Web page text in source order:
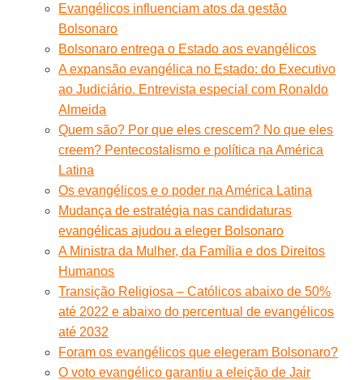
Evangélicos influenciam atos da gestão
Bolsonaro
Bolsonaro entrega o Estado aos evangélicos
A expansão evangélica no Estado: do Executivo
ao Judiciário. Entrevista especial com Ronaldo
Almeida
Quem são? Por que eles crescem? No que eles
creem? Pentecostalismo e política na América
Latina
Os evangélicos e o poder na América Latina
Mudança de estratégia nas candidaturas
evangélicas ajudou a eleger Bolsonaro
A Ministra da Mulher, da Família e dos Direitos
Humanos
Transição Religiosa – Católicos abaixo de 50%
até 2022 e abaixo do percentual de evangélicos
até 2032
Foram os evangélicos que elegeram Bolsonaro?
O voto evangélico garantiu a eleição de Jair